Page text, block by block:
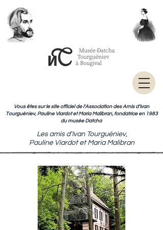
Vous êtes sur le site officiel de l'Association des Amis d'Ivan
Tourguéniev, Pauline Viardot et Maria Malibran, fondatrice en 1983
du musée Datcha
Les amis d'Ivan Tourguéniev,
Pauline Viardot et Maria Malibran